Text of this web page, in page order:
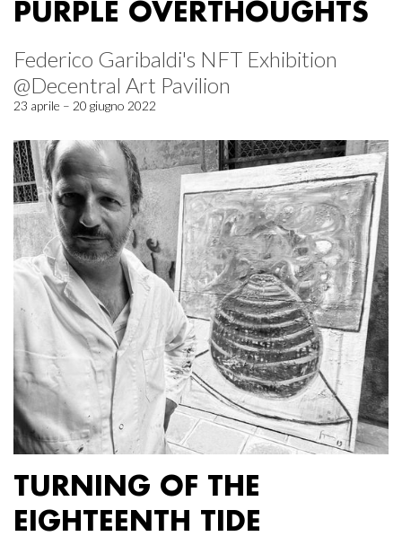
PURPLE OVERTHOUGHTS
Federico Garibaldi's NFT Exhibition
@Decentral Art Pavilion
23 aprile – 20 giugno 2022
TURNING OF THE
EIGHTEENTH TIDE